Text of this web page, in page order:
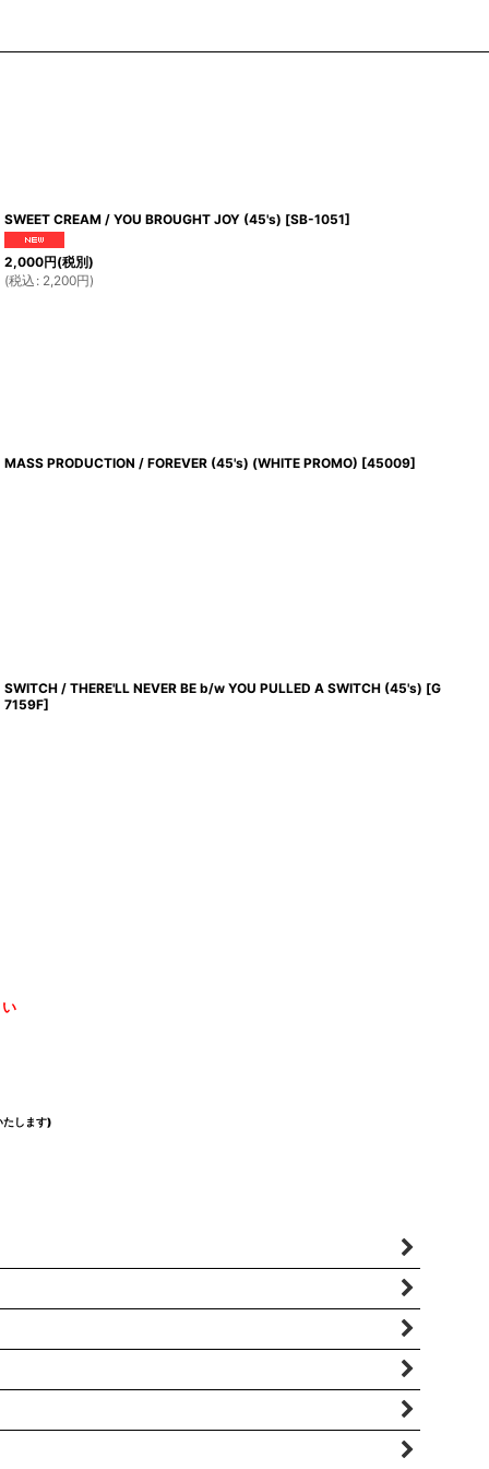
SWEET CREAM / YOU BROUGHT JOY (45's) [SB-1051]
2,000円(税別)
(税込 : 2,200円)
MASS PRODUCTION / FOREVER (45's) (WHITE PROMO) [45009]
SWITCH / THERE'LL NEVER BE b/w YOU PULLED A SWITCH (45's) [G
7159F]
たします)